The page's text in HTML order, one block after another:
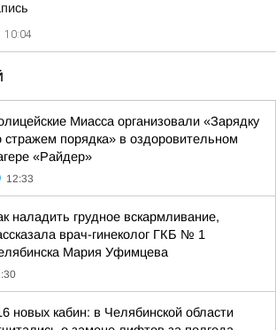
10:04
Миасса организовали «Зарядку
стражем порядка» в оздоровительном
«Райдер»
12:33
наладить грудное вскармливание,
врач-гинеколог ГКБ № 1
Мария Уфимцева
новых кабин: в Челябинской области